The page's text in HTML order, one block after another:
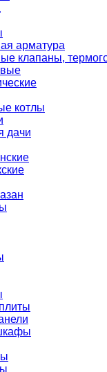
арматура
клапаны,
котлы
дачи